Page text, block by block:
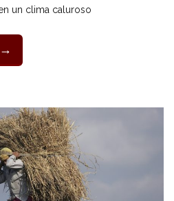
un clima caluroso